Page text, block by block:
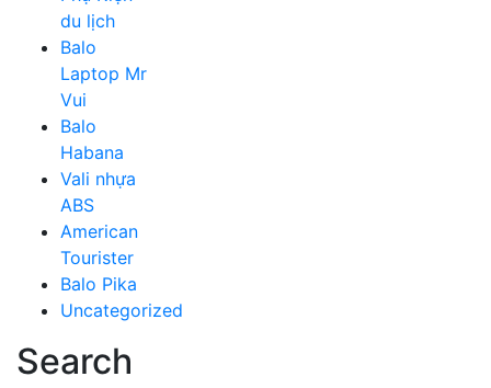
du lịch
Balo
Laptop Mr
Vui
Balo
Habana
Vali nhựa
ABS
American
Tourister
Balo Pika
Uncategorized
Search